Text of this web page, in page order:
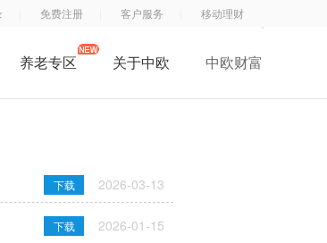
免费注册 客户服务 移动理财
养老专区 关于中欧
招贤纳士
联系我们
中欧财富
2026-03-13
下载
2026-01-15
下载